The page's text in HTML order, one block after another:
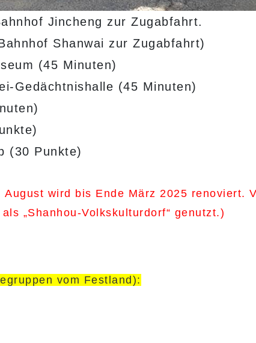
Jincheng zur Zugabfahrt.
Shanwai zur Zugabfahrt)
(45 Minuten)
Gedächtnishalle (45 Minuten)
(30 Punkte)
wird bis Ende März 2025 renoviert.
„Shanhou-Volkskulturdorf“ genutzt.)
vom Festland):